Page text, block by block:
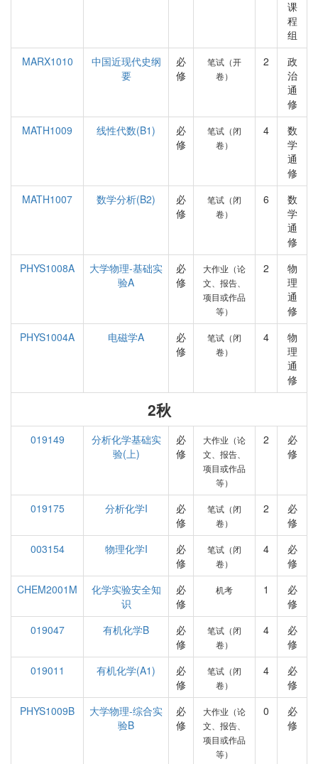
课
程
组
MARX1010
中国近现代史纲
要
必
修
笔试（开
卷）
2
政
治
通
修
MATH1009
线性代数(B1)
必
修
笔试（闭
卷）
4
数
学
通
修
MATH1007
数学分析(B2)
必
修
笔试（闭
卷）
6
数
学
通
修
PHYS1008A
大学物理-基础实
验A
必
修
大作业（论
文、报告、
项目或作品
等）
2
物
理
通
修
PHYS1004A
电磁学A
必
修
笔试（闭
卷）
4
物
理
通
修
2秋
019149
分析化学基础实
验(上)
必
修
大作业（论
文、报告、
项目或作品
等）
2
必
修
019175 分析化学I
必
修
笔试（闭
卷）
2
必
修
003154
物理化学I
必
修
笔试（闭
卷）
4
必
修
CHEM2001M
化学实验安全知
识
必
修
机考 1
必
修
019047
有机化学B
必
修
笔试（闭
卷）
4
必
修
019011
有机化学(A1)
必
修
笔试（闭
卷）
4
必
修
PHYS1009B
大学物理-综合实
验B
必
修
大作业（论
文、报告、
项目或作品
等）
0
必
修